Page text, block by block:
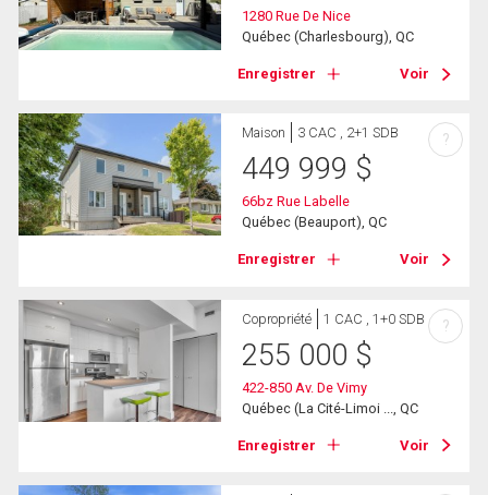
1280 Rue De Nice
Québec (Charlesbourg), QC
Enregistrer Voir
Maison 3 CAC , 2+1 SDB
449 999 $
66bz Rue Labelle
Québec (Beauport), QC
Enregistrer Voir
?
Copropriété 1 CAC , 1+0 SDB
255 000 $
422-850 Av. De Vimy
Québec (La Cité-Limoi ..., QC
Enregistrer Voir
?